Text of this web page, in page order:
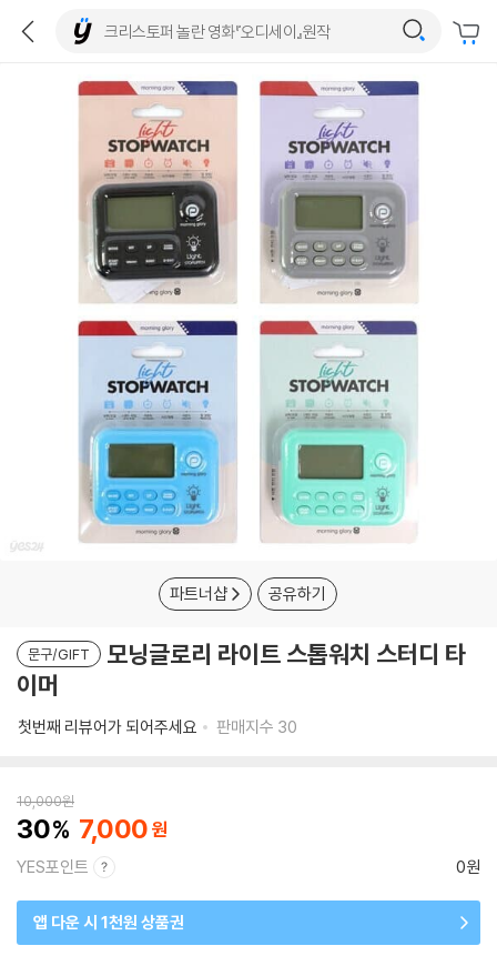
파트너샵 공유하기
문구/GIFT
모닝글로리 라이트 스톱워치 스터디 타
이머
첫번째 리뷰어가 되어주세요 판매지수 30
10,000원
30 7,000
YES포인트 0원
앱 다운 시 1천원 상품권